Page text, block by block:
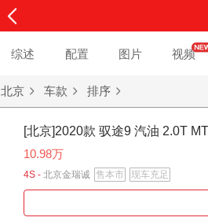
综述 配置 图片 视频
北京 车款 排序
[北京]2020款 驭途9 汽油 2.0T
10.98万
4S - 北京金瑞诚 售本市 现车充足